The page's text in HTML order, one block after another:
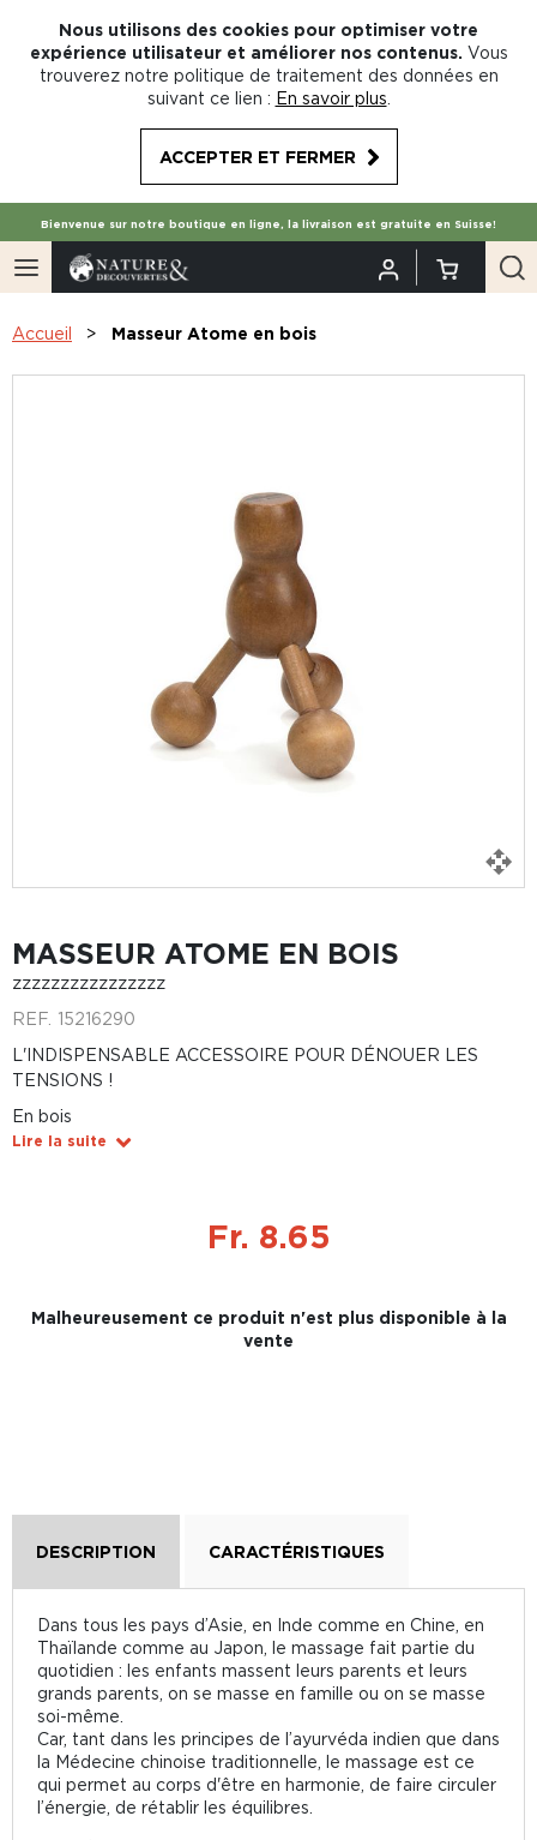
Nous utilisons des cookies pour optimiser votre
expérience utilisateur et améliorer nos contenus. Vous
trouverez notre politique de traitement des données en
suivant ce lien : En savoir plus
ACCEPTER ET FERMER
Bienvenue sur notre boutique en ligne, la livraison est gratuite en Suisse!
Accueil Masseur Atome en bois
MASSEUR ATOME EN BOIS
zzzzzzzzzzzzzzzz
REF. 15216290
L'INDISPENSABLE ACCESSOIRE POUR DÉNOUER LES
TENSIONS !
En bois
Lire la suite
Fr. 8.65
Malheureusement ce produit n'est plus disponible à la
vente
DESCRIPTION CARACTÉRISTIQUES
Dans tous les pays d’Asie, en Inde comme en Chine, en
Thaïlande comme au Japon, le massage fait partie du
quotidien : les enfants massent leurs parents et leurs
grands parents, on se masse en famille ou on se masse
soi-même.
Car, tant dans les principes de l’ayurvéda indien que dans
la Médecine chinoise traditionnelle, le massage est ce
qui permet au corps d'être en harmonie, de faire circuler
l’énergie, de rétablir les équilibres.